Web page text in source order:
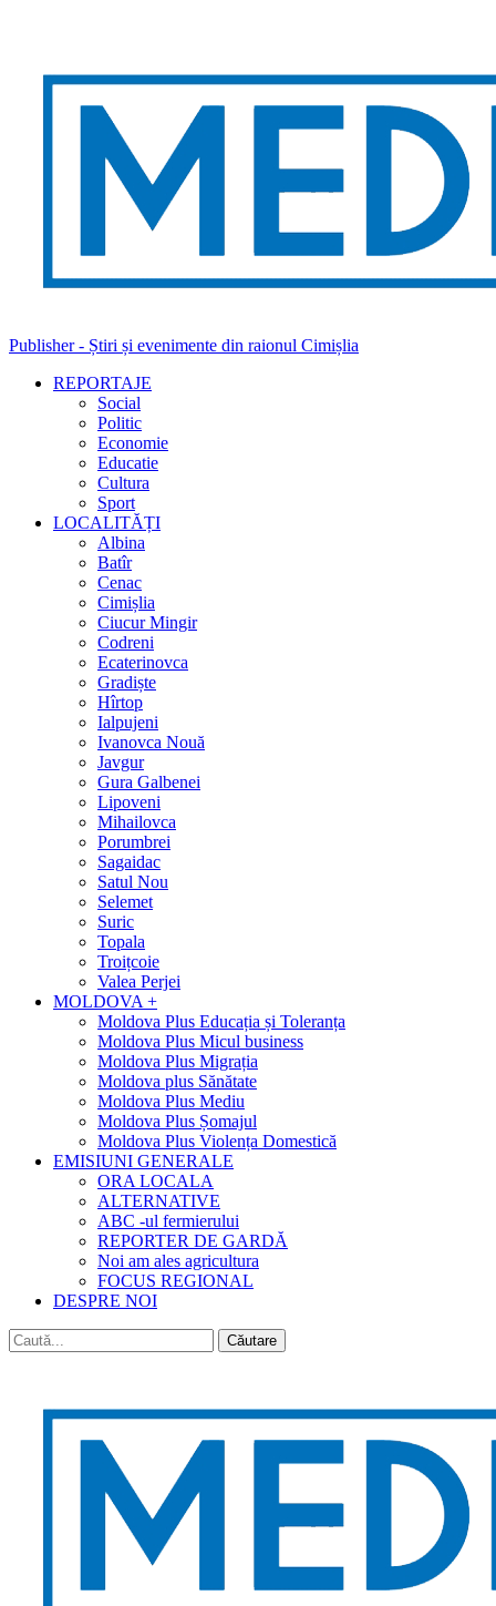
Publisher - Știri și evenimente din raionul Cimișlia
REPORTAJE
Social
Politic
Economie
Educatie
Cultura
Sport
LOCALITĂȚI
Albina
Batîr
Cenac
Cimișlia
Ciucur Mingir
Codreni
Ecaterinovca
Gradiște
Hîrtop
Ialpujeni
Ivanovca Nouă
Javgur
Gura Galbenei
Lipoveni
Mihailovca
Porumbrei
Sagaidac
Satul Nou
Selemet
Suric
Topala
Troițcoie
Valea Perjei
MOLDOVA +
Moldova Plus Educația și Toleranța
Moldova Plus Micul business
Moldova Plus Migrația
Moldova plus Sănătate
Moldova Plus Mediu
Moldova Plus Șomajul
Moldova Plus Violența Domestică
EMISIUNI GENERALE
ORA LOCALA
ALTERNATIVE
ABC -ul fermierului
REPORTER DE GARDĂ
Noi am ales agricultura
FOCUS REGIONAL
DESPRE NOI